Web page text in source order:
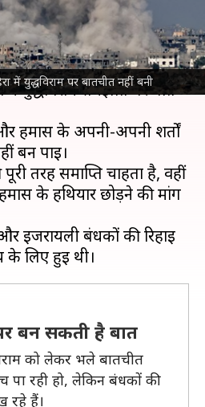
में युद्धविराम पर बातचीत नहीं बनी
गाजा पट्टी पर चल रहे संघर्ष
में युद्धविराम समझौते पर बात
हमास के अपनी-अपनी शर्तों
बन पाई।
तरह समाप्ति चाहता है, वहीं
के हथियार छोड़ने की मांग
इजरायली बंधकों की रिहाई
बन सकती है बात
को लेकर भले बातचीत
पा रही हो, लेकिन बंधकों की
रहे हैं।